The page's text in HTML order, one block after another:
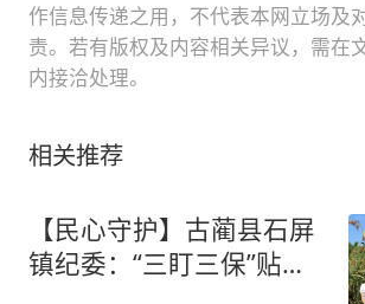
作信息传递之用，不代表本网立场及
责。若有版权及内容相关异议，需在
内接洽处理。
相关推荐
【民心守护】古蔺县石屏
镇纪委：“三盯三保”贴身